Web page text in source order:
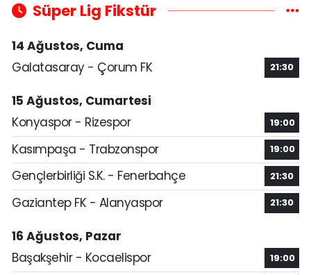
Süper Lig Fikstür
14 Ağustos, Cuma
Galatasaray - Çorum FK
21:30
15 Ağustos, Cumartesi
Konyaspor - Rizespor
19:00
Kasımpaşa - Trabzonspor 19:00
Gençlerbirliği S.K. - Fenerbahçe 21:30
Gaziantep FK - Alanyaspor 21:30
16 Ağustos, Pazar
Başakşehir - Kocaelispor
19:00